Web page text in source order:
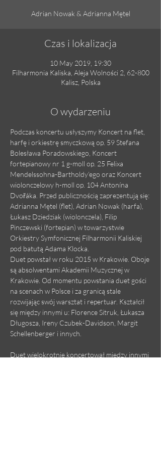
Adrian Nowak & Adrianna Mętel
Czas i lokalizacja
10 May 2019, 19:30
Filharmonia Kaliska, Aleja Wolności 2, 62-800
Kalisz, Polska
O wydarzeniu
Podczas koncertu usłyszymy Koncert na flet,
harfę i orkiestrę smyczkową op. 59 Stefana
Bolesława Poradowskiego, Koncert
fortepianowy nr 1 g-moll op. 25 Felixa
Mendelssohna-Bartholdy’ego oraz Koncert
wiolonczelowy h-moll op. 104 Antonína
Dvořáka. Przed publicznością zaprezentują się:
Adrianna Mętel (flet), Adrian Nowak (harfa),
Łukasz Dziedziak (wiolonczela), Filip
Pinczewski (fortepian) w towarzystwie
Orkiestry Symfonicznej Filharmonii Kaliskiej
pod batutą Adama Klocka.
Duet powstał w roku 2015 w Krakowie. Oboje
są absolwentami Akademii Muzycznej w
Krakowie. Od momentu powstania duet gości
na scenach w Polsce i za granicą stale
rozwijając swój warsztat i repertuar. Kształcił
się między innymi u: Florence Sitruk, Łukasza
Długosza, Ireny Czubek-Davidson, Margit
Schellenberger i innych.
Duet wielokrotnie koncertował między innymi